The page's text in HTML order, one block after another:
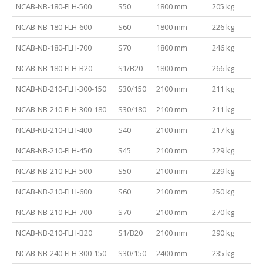
NCAB-NB-180-FLH-500
S50 1800 mm
205 kg
NCAB-NB-180-FLH-600
S60 1800 mm
226 kg
NCAB-NB-180-FLH-700
S70 1800 mm
246 kg
NCAB-NB-180-FLH-B20
S1/B20 1800 mm
266 kg
NCAB-NB-210-FLH-300-150
S30/150 2100 mm
211 kg
NCAB-NB-210-FLH-300-180
S30/180 2100 mm
211 kg
NCAB-NB-210-FLH-400
S40 2100 mm
217 kg
NCAB-NB-210-FLH-450
S45 2100 mm
229 kg
NCAB-NB-210-FLH-500
S50 2100 mm
229 kg
NCAB-NB-210-FLH-600
S60 2100 mm
250 kg
NCAB-NB-210-FLH-700
S70 2100 mm
270 kg
NCAB-NB-210-FLH-B20
S1/B20 2100 mm
290 kg
NCAB-NB-240-FLH-300-150
S30/150 2400 mm
235 kg